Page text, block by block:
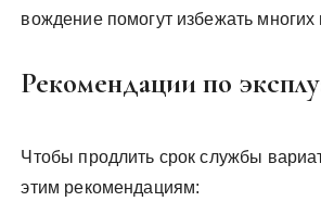
вождение помогут избежать многих
Рекомендации по
Чтобы продлить срок службы
этим рекомендациям: